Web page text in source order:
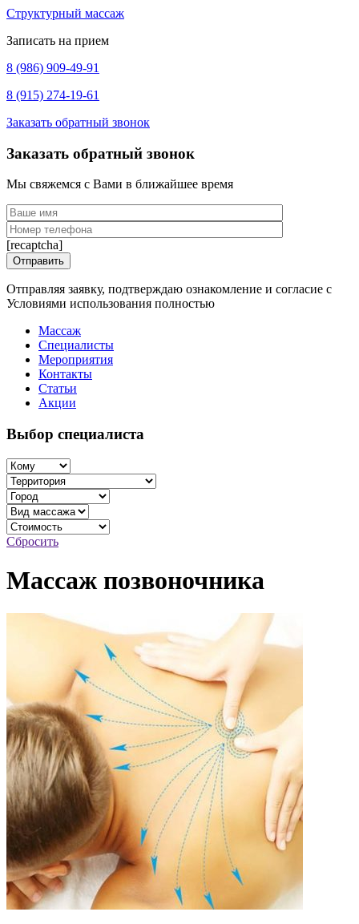
Структурный массаж
Записать на прием
8 (986) 909-49-91
8 (915) 274-19-61
Заказать обратный звонок
Заказать обратный звонок
Мы свяжемся с Вами в ближайшее время
[recaptcha]
Отправляя заявку, подтверждаю ознакомление и согласие с
Условиями использования полностью
Массаж
Специалисты
Мероприятия
Контакты
Статьи
Акции
Выбор специалиста
Сбросить
Массаж позвоночника